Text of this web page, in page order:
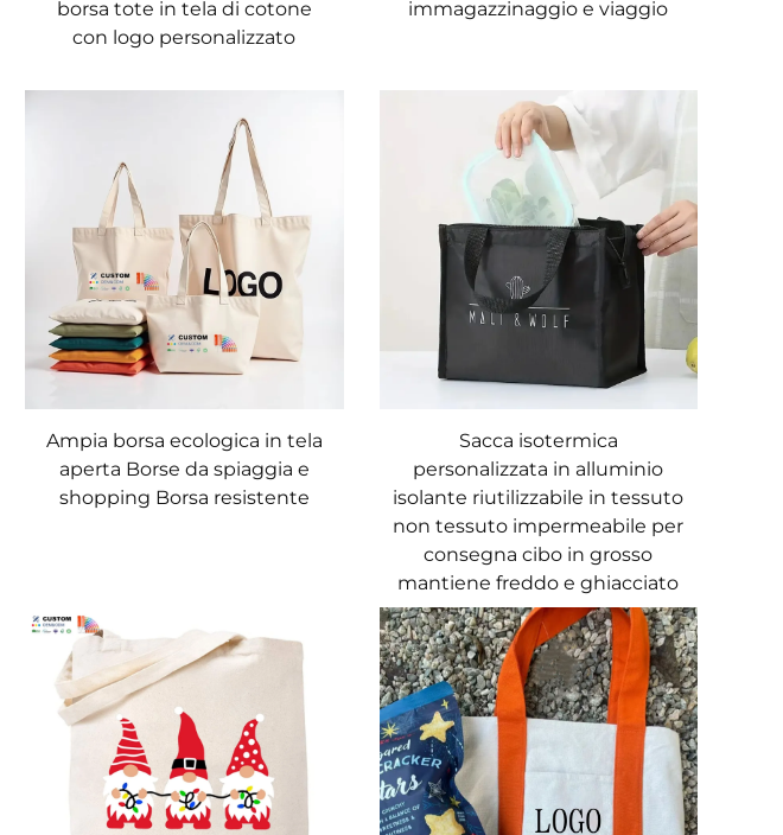
borsa tote in tela di cotone
con logo personalizzato
immagazzinaggio e viaggio
Ampia borsa ecologica in tela
aperta Borse da spiaggia e
shopping Borsa resistente
Sacca isotermica
personalizzata in alluminio
isolante riutilizzabile in tessuto
non tessuto impermeabile per
consegna cibo in grosso
mantiene freddo e ghiacciato